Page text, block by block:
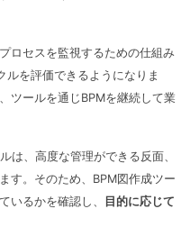
ロセスを監視するための仕組み
ルを評価できるようになりま
ツールを通じBPMを継続して業
は、高度な管理ができる反面、
す。そのため、BPM図作成ツー
いるかを確認し、
目的に応じて